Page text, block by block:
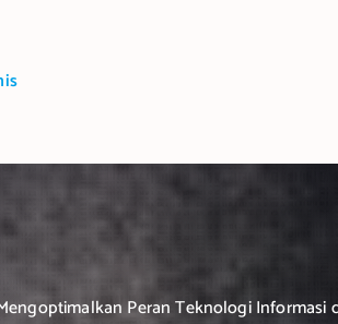
Peran Teknologi Informasi